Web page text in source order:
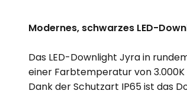
Modernes, schwarzes LED-
Das LED-Downlight Jyra in
einer Farbtemperatur von
Dank der Schutzart IP65 ist das